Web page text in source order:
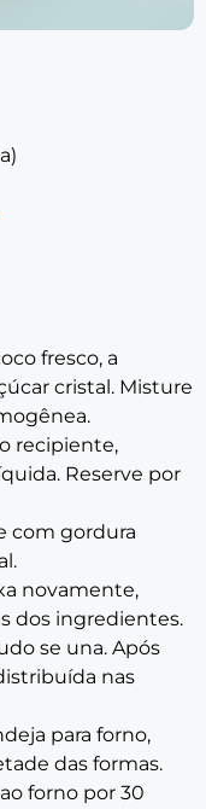
fresco, a
cristal. Misture
recipiente,
Reserve por
com gordura
novamente,
dos ingredientes.
se una. Após
nas
para forno,
das formas.
forno por 30